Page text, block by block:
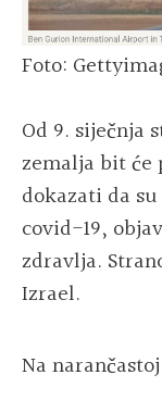
Foto:
Od 9. siječnja
zemalja bit će
dokazati da
covid-19,
zdravlja.
Izrael.
Na